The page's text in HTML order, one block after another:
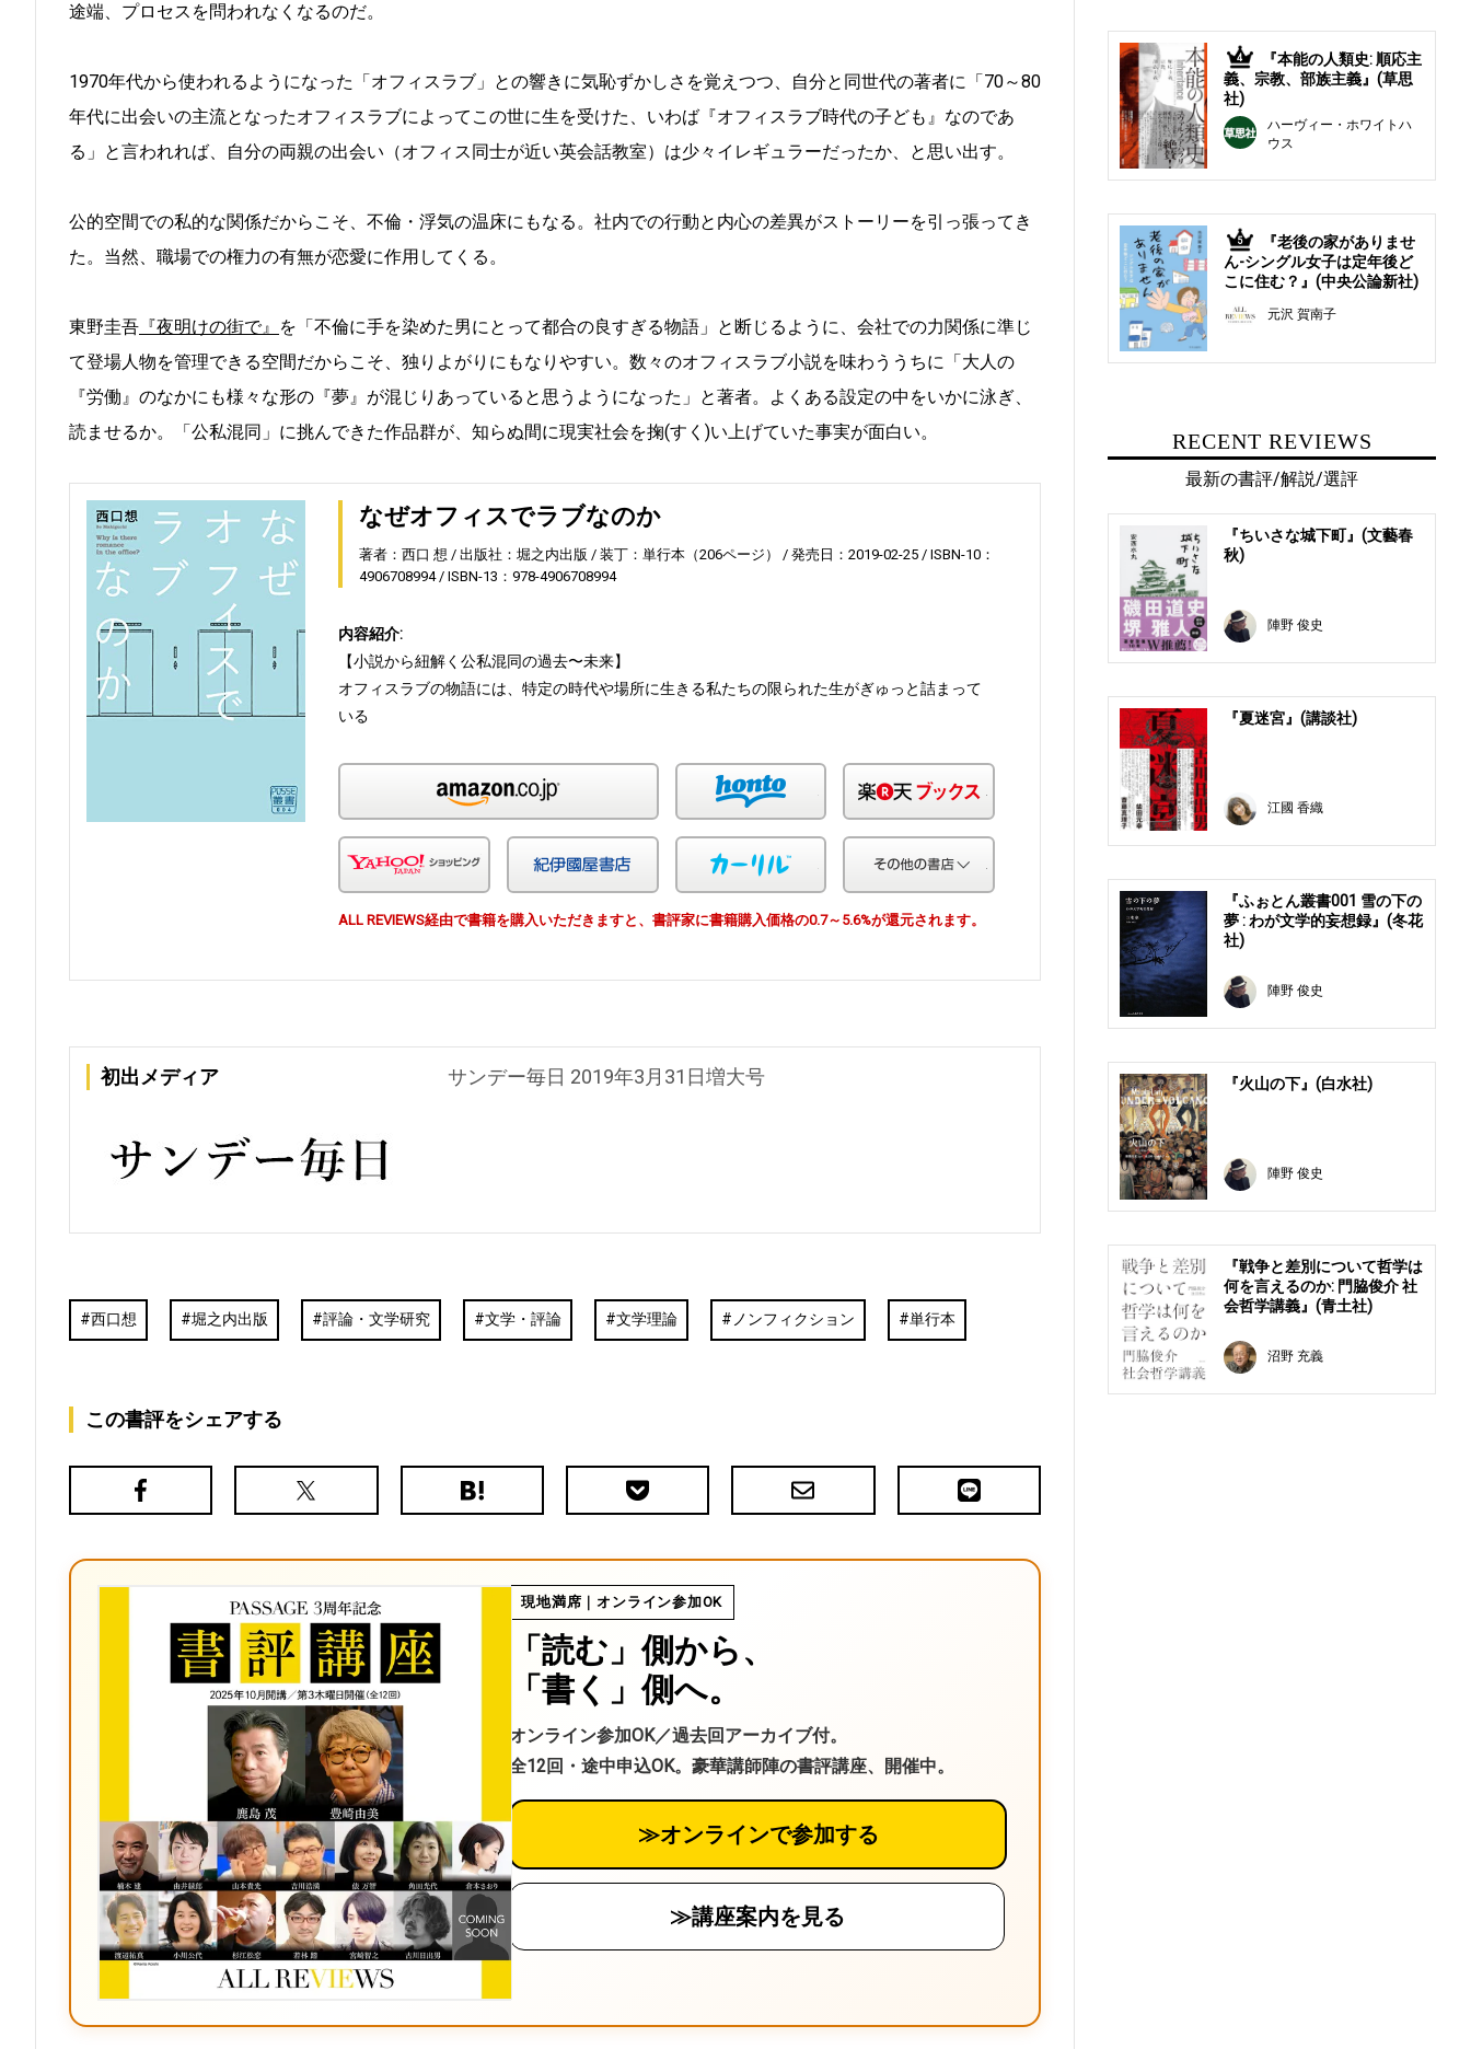
途端、プロセスを問われなくなるのだ。
1970年代から使われるようになった「オフィスラブ」との響きに気恥ずかしさを覚えつつ、自分と同世代の著者に「70～80
年代に出会いの主流となったオフィスラブによってこの世に生を受けた、いわば『オフィスラブ時代の子ども』なのであ
る」と言われれば、自分の両親の出会い（オフィス同士が近い英会話教室）は少々イレギュラーだったか、と思い出す。
公的空間での私的な関係だからこそ、不倫・浮気の温床にもなる。社内での行動と内心の差異がストーリーを引っ張ってき
た。当然、職場での権力の有無が恋愛に作用してくる。
東野圭吾 『夜明けの街で』 を「不倫に手を染めた男にとって都合の良すぎる物語」と断じるように、会社での力関係に準じ
て登場人物を管理できる空間だからこそ、独りよがりにもなりやすい。数々のオフィスラブ小説を味わううちに「大人の
『労働』のなかにも様々な形の『夢』が混じりあっていると思うようになった」と著者。よくある設定の中をいかに泳ぎ、
読ませるか。「公私混同」に挑んできた作品群が、知らぬ間に現実社会を掬(すく)い上げていた事実が面白い。
なぜオフィスでラブなのか
著者：西口 想 出版社：堀之内出版 装丁：単行本（206ページ） 発売日：2019-02-25
ISBN-10：
4906708994
ISBN-13：978-4906708994
内容紹介:
【小説から紐解く公私混同の過去〜未来】
オフィスラブの物語には、特定の時代や場所に生きる私たちの限られた生がぎゅっと詰まって
いる
honto
Yahoo!ショッピング 紀伊国屋 カーリル
ALL REVIEWS経由で書籍を購入いただきますと、書評家に書籍購入価格の0.7～5.6%が還元されます。
初出メディア サンデー毎日 2019年3月31日増大号
西口想 堀之内出版 評論・文学研究 文学・評論 文学理論 ノンフィクション 単行本
この書評をシェアする
Facebook
X（旧
は
Pocket
メ
LINE
現地満席｜オンライン参加OK
「読む」側から、
「書く」側へ。
オンライン参加OK／過去回アーカイブ付。
全12回・途中申込OK。豪華講師陣の書評講座、開催中。
≫オンラインで参加する
≫講座案内を見る
4
『本能の人類史: 順応主
義、宗教、部族主義』(草思
社)
ハーヴィー・ホワイトハ
ウス
5
『老後の家がありませ
ん-シングル女子は定年後ど
こに住む？』(中央公論新社)
元沢 賀南子
RECENT REVIEWS
最新の書評/解説/選評
『ちいさな城下町』(文藝春
秋)
陣野 俊史
『夏迷宮』(講談社)
江國 香織
『ふぉとん叢書001 雪の下の
夢 : わが文学的妄想録』(冬花
社)
陣野 俊史
『火山の下』(白水社)
陣野 俊史
『戦争と差別について哲学は
何を言えるのか: 門脇俊介 社
会哲学講義』(青土社)
沼野 充義